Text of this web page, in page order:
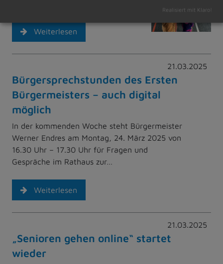
Weiterlesen
21.03.2025
Bürgersprechstunden des Ersten
Bürgermeisters – auch digital
möglich
In der kommenden Woche steht Bürgermeister
Werner Endres am Montag, 24. März 2025 von
16.30 Uhr – 17.30 Uhr für Fragen und
Gespräche im Rathaus zur…
Weiterlesen
21.03.2025
„Senioren gehen online“ startet
wieder
Realisiert mit Klaro!